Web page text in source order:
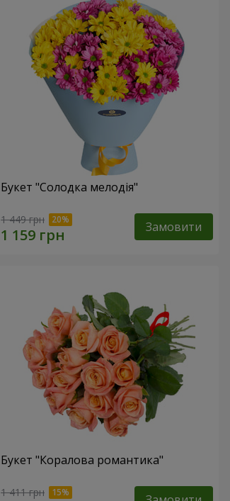
Букет "Солодка мелодія"
1 449 грн Замовити
Букет "Коралова романтика"
1 411 грн